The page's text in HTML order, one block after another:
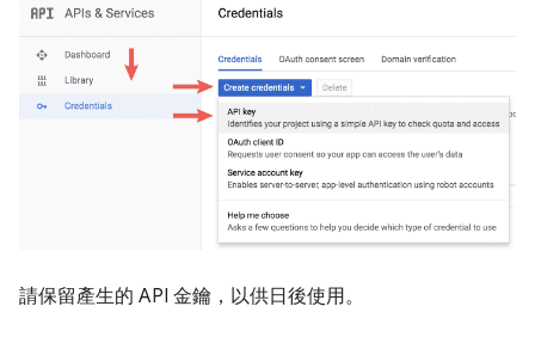
請保留產生的 API 金鑰，以供日後使用。